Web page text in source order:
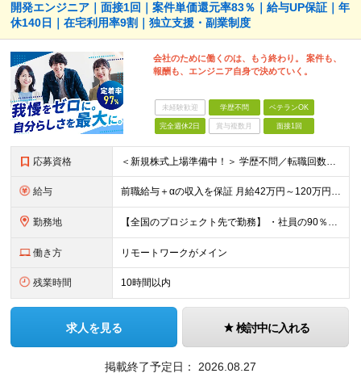
開発エンジニア｜面接1回｜案件単価還元率83％｜給与UP保証｜年
休140日｜在宅利用率9割｜独立支援・副業制度
会社のために働くのは、もう終わり。 案件も、
報酬も、エンジニア自身で決めていく。
未経験歓迎 学歴不問 ベテランOK
完全週休2日 賞与複数月 面接1回
応募資格 ＜新規株式上場準備中！＞ 学歴不問／転職回数不問／20代～50代の幅広い年代が活躍中です！ ▼必須要件 何らかのシステム開発経験をお持ちの方（開発・インフラ不問） ▼歓迎条件 プロジェクトマネジメ
給与 前職給与＋αの収入を保証 月給42万円～120万円＋各種手当＋賞与 給与基準が明確かつ高還元です。 一人ひとりが安定した環境のもと、長く活躍できる職場を目指しています。 ※平均年収650万円 ・還
勤務地 【全国のプロジェクト先で勤務】 ・社員の90％以上がリモートワークを導入 ・フルリモートで全国各地から勤務可 【本社】 埼玉県草加市谷塚町580-1 エスワンプラザ3F-1 【東京営業所】 東京都
働き方 リモートワークがメイン
残業時間 10時間以内
求人を見る 検討中に入れる
掲載終了予定日： 2026.08.27